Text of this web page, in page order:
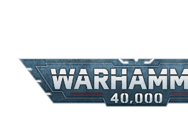
Puzzle 275 piese
Puzzle 550 piese
Warhammer